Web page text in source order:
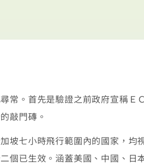
。首先是驗證之前政府宣稱Ｅ
敲門磚。
七小時飛行範圍內的國家，均
個已生效。涵蓋美國、中國、日